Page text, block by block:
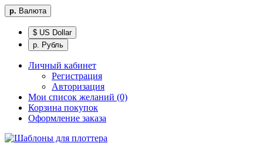
р. Валюта
$ US Dollar
р. Рубль
Личный кабинет
Регистрация
Авторизация
Мои список желаний (0)
Корзина покупок
Оформление заказа